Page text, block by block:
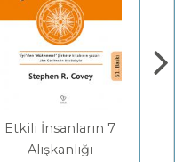
Gençlerle Baş Başa:
Felsefenin